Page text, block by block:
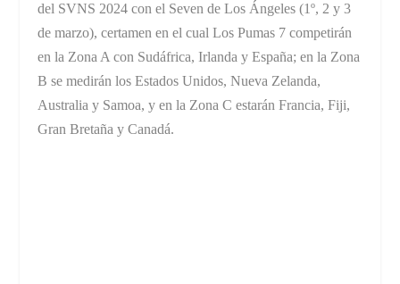
del SVNS 2024 con el Seven de Los Ángeles (1º, 2 y 3
de marzo), certamen en el cual Los Pumas 7 competirán
en la Zona A con Sudáfrica, Irlanda y España; en la Zona
B se medirán los Estados Unidos, Nueva Zelanda,
Australia y Samoa, y en la Zona C estarán Francia, Fiji,
Gran Bretaña y Canadá.